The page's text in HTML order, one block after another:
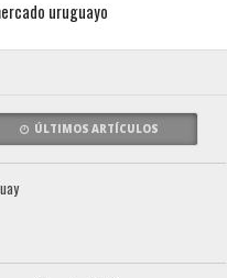
uruguayo
ÚLTIMOS ARTÍCULOS